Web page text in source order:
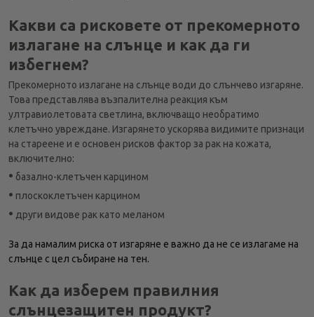
Какви са рисковете от прекомерното
излагане на слънце и как да ги
избегнем?
Прекомерното излагане на слънце води до слънчево изгаряне.
Това представлява възпалителна реакция към
ултравиолетовата светлина, включващо необратимо
клетъчно увреждане. Изгарянето ускорява видимите признаци
на стареене и е основен рисков фактор за рак на кожата,
включително:
• базално-клетъчен карцином
• плоскоклетъчен карцином
• други видове рак като меланом
За да намалим риска от изгаряне е важно да не се излагаме на
слънце с цел събиране на тен.
Как да изберем правилния
слънцезащитен продукт?